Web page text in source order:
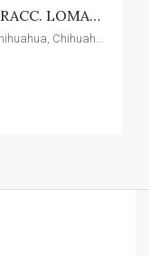
DEPARTAMENTO EN RENTA FRACC. LOMAS ALTAS
Fashion Mall, Chihuahua, Municipio de Chihuahua, Chihuahua, México